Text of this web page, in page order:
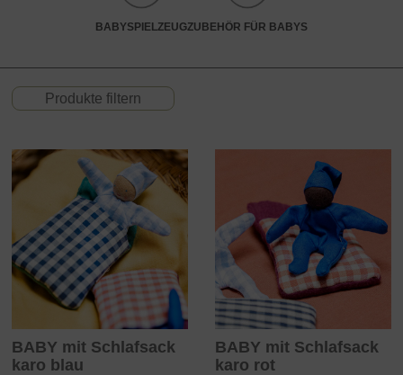
BABYSPIELZEUGZUBEHÖR FÜR BABYS
Produkte filtern
BABY mit Schlafsack
karo blau
BABY mit Schlafsack
karo rot